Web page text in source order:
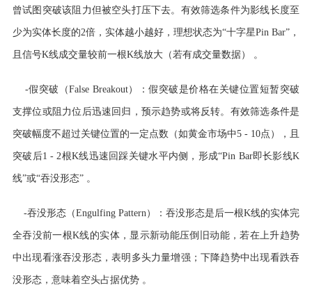
曾试图突破该阻力但被空头打压下去。有效筛选条件为影线长度至
少为实体长度的2倍，实体越小越好，理想状态为“十字星Pin Bar”，
且信号K线成交量较前一根K线放大（若有成交量数据） 。
-假突破（False Breakout）：假突破是价格在关键位置短暂突破
支撑位或阻力位后迅速回归，预示趋势或将反转。有效筛选条件是
突破幅度不超过关键位置的一定点数（如黄金市场中5 - 10点），且
突破后1 - 2根K线迅速回踩关键水平内侧，形成“Pin Bar即长影线K
线”或“吞没形态” 。
-吞没形态（Engulfing Pattern）：吞没形态是后一根K线的实体完
全吞没前一根K线的实体，显示新动能压倒旧动能，若在上升趋势
中出现看涨吞没形态，表明多头力量增强；下降趋势中出现看跌吞
没形态，意味着空头占据优势 。